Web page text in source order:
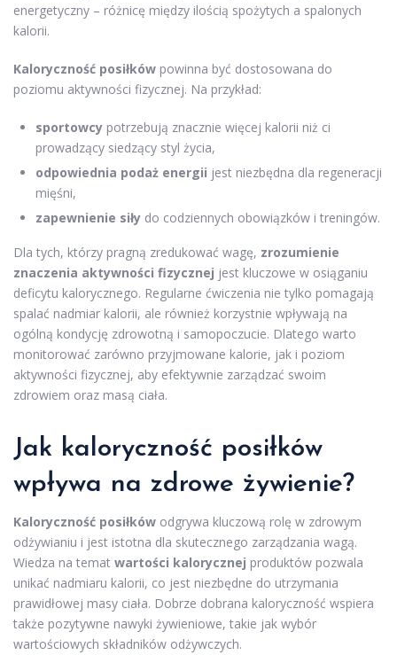
energetyczny – różnicę między ilością spożytych a spalonych
kalorii.
Kaloryczność posiłków powinna być dostosowana do
poziomu aktywności fizycznej. Na przykład:
sportowcy potrzebują znacznie więcej kalorii niż ci
prowadzący siedzący styl życia,
odpowiednia podaż energii jest niezbędna dla regeneracji
mięśni,
zapewnienie siły do codziennych obowiązków i treningów.
Dla tych, którzy pragną zredukować wagę, zrozumienie
znaczenia aktywności fizycznej jest kluczowe w osiąganiu
deficytu kalorycznego. Regularne ćwiczenia nie tylko pomagają
spalać nadmiar kalorii, ale również korzystnie wpływają na
ogólną kondycję zdrowotną i samopoczucie. Dlatego warto
monitorować zarówno przyjmowane kalorie, jak i poziom
aktywności fizycznej, aby efektywnie zarządzać swoim
zdrowiem oraz masą ciała.
Jak kaloryczność posiłków
wpływa na zdrowe żywienie?
Kaloryczność posiłków odgrywa kluczową rolę w zdrowym
odżywianiu i jest istotna dla skutecznego zarządzania wagą.
Wiedza na temat wartości kalorycznej produktów pozwala
unikać nadmiaru kalorii, co jest niezbędne do utrzymania
prawidłowej masy ciała. Dobrze dobrana kaloryczność wspiera
także pozytywne nawyki żywieniowe, takie jak wybór
wartościowych składników odżywczych.